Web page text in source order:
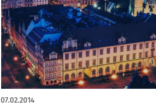
07.02.2014